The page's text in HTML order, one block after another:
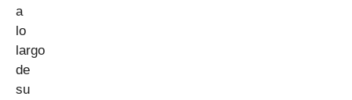
a
lo
largo
de
su